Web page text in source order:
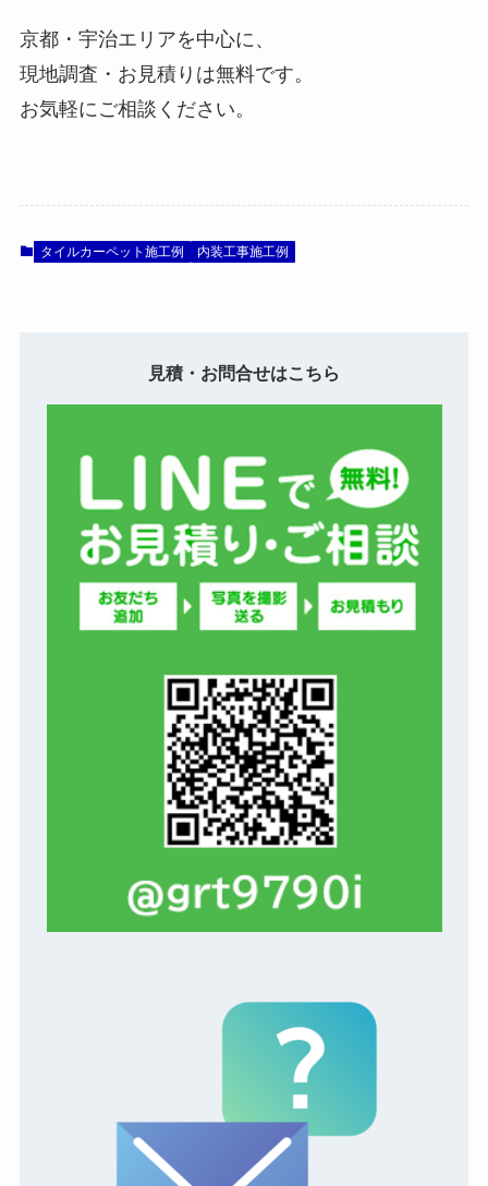
京都・宇治エリアを中心に、
現地調査・お見積りは無料です。
お気軽にご相談ください。
タイルカーペット施工例 内装工事施工例
見積・お問合せはこちら